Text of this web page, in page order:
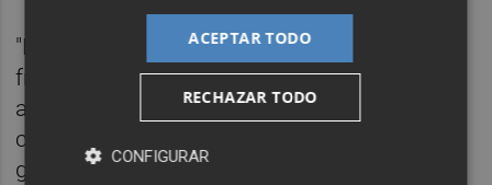
"El secreto está en reforzar la piel de los
frutos desde dentro", ha apuntado y ha
añadido que "gracias al tratamiento, las
células de la corteza se vuelven más
grandes, más flexibles y con paredes más
ACEPTAR TODO
RECHAZAR TODO
CONFIGURAR